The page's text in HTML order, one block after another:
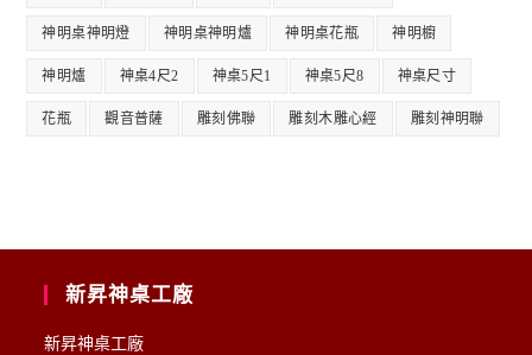
神明桌神明燈 神明桌神明爐 神明桌花瓶 神明櫥
神明爐 神桌4尺2 神桌5尺1 神桌5尺8 神桌尺寸
花瓶 觀音普薩 雕刻佛聯 雕刻木雕心經 雕刻神明聯
新昇神桌工廠
新昇神桌工廠